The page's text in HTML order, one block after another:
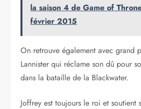
la saison 4 de Game of
février 2015
On retrouve également avec grand
Lannister qui réclame son dû pour
dans la bataille de la Blackwater.
Joffrey est toujours le roi et soutient